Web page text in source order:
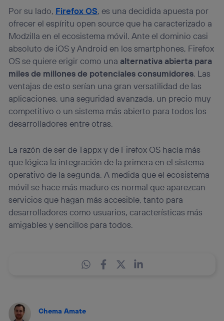
Por su lado, Firefox OS, es una decidida apuesta por
ofrecer el espíritu open source que ha caracterizado a
Modzilla en el ecosistema móvil. Ante el dominio casi
absoluto de iOS y Android en los smartphones, Firefox
OS se quiere erigir como una alternativa abierta para
miles de millones de potenciales consumidores. Las
ventajas de esto serían una gran versatilidad de las
aplicaciones, una seguridad avanzada, un precio muy
competitivo o un sistema más abierto para todos los
desarrolladores entre otras.
La razón de ser de Tappx y de Firefox OS hacía más
que lógica la integración de la primera en el sistema
operativo de la segunda. A medida que el ecosistema
móvil se hace más maduro es normal que aparezcan
servicios que hagan más accesible, tanto para
desarrolladores como usuarios, características más
amigables y sencillos para todos.
Chema Amate